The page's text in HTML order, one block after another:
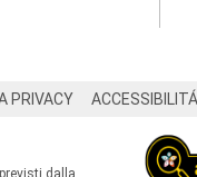
PRIVACY ACCESSIBILITÁ
dalla